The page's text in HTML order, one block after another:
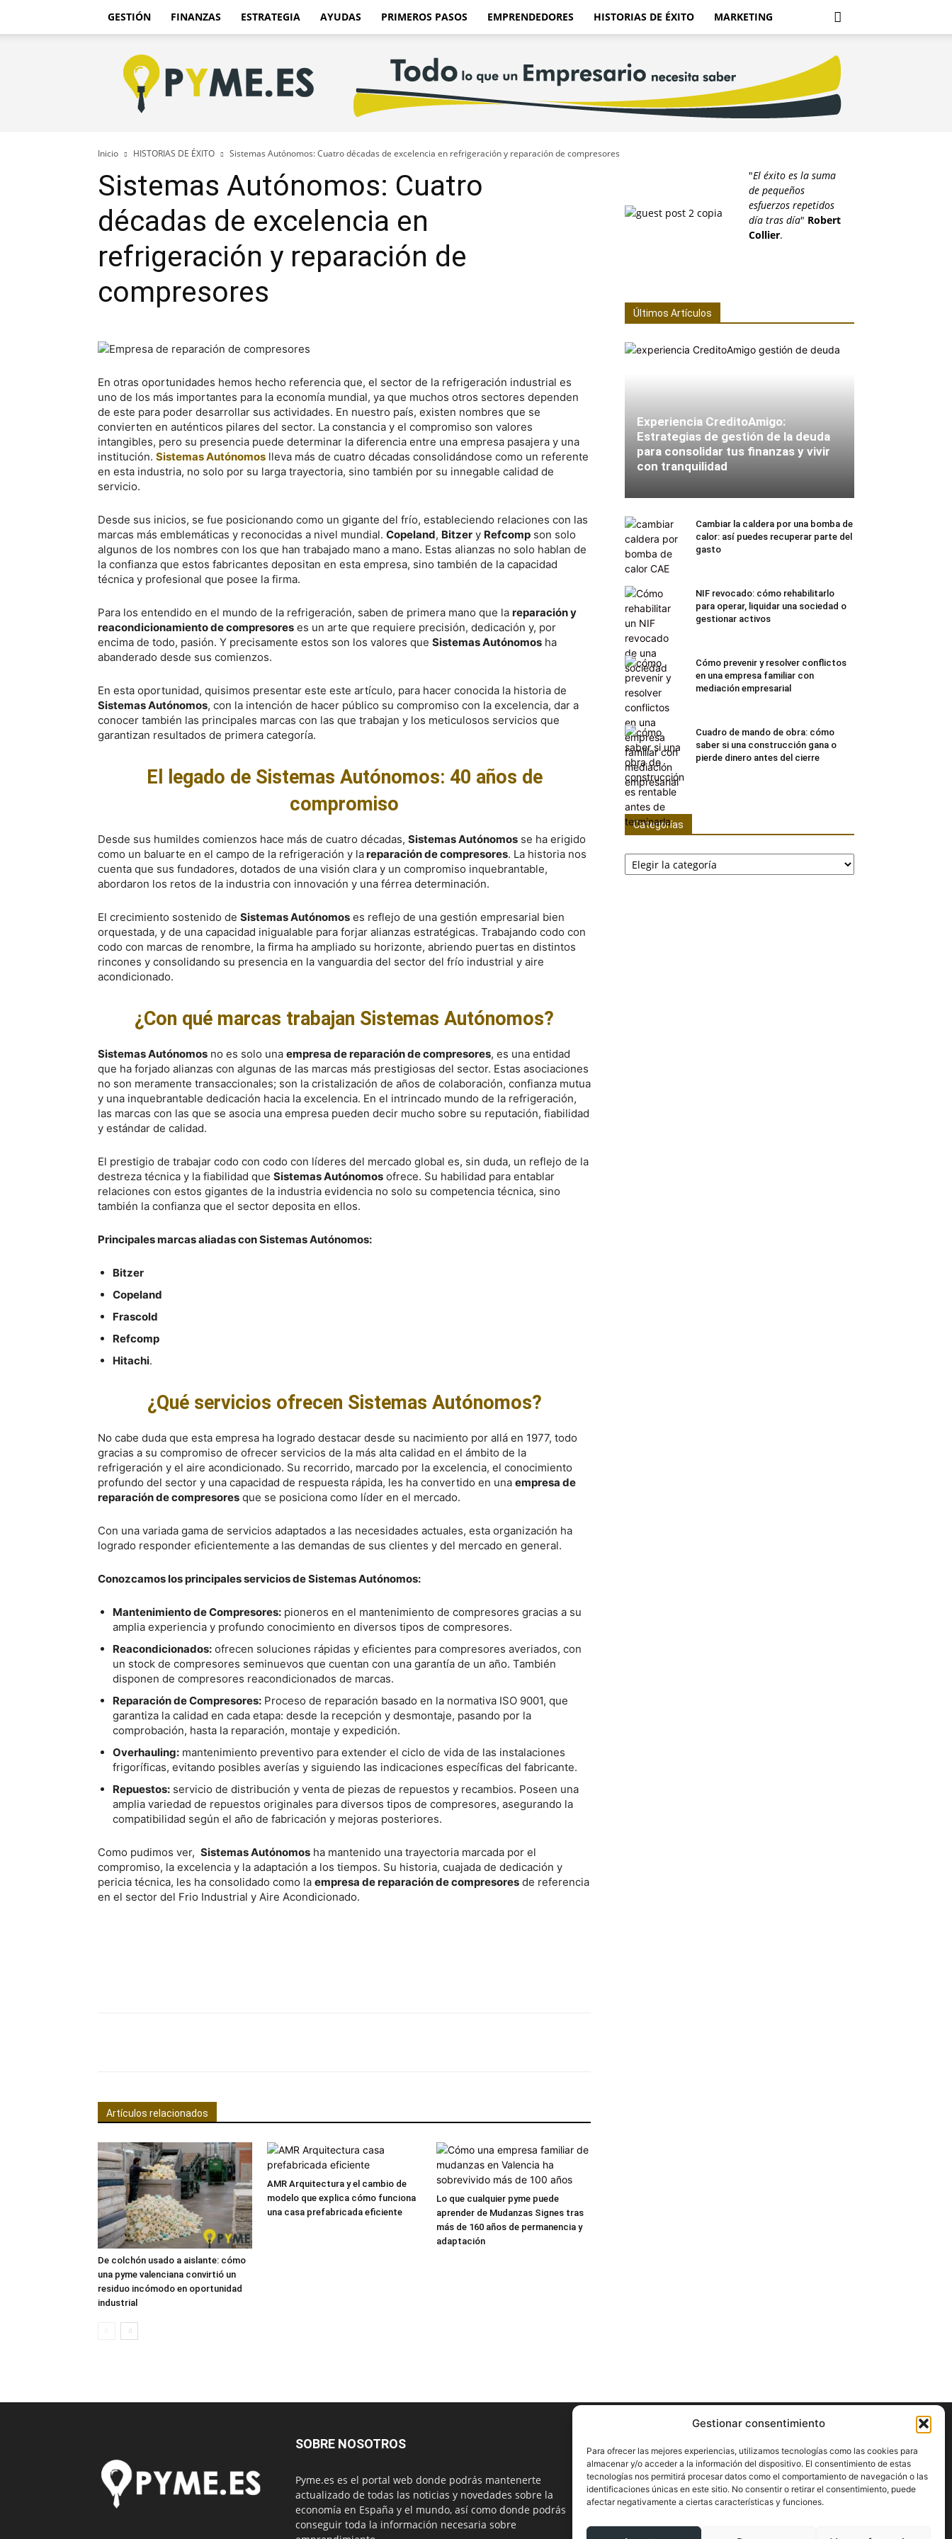
Gestionar consentimiento
Para ofrecer las mejores experiencias, utilizamos tecnologías como las cookies para
almacenar y/o acceder a la información del dispositivo. El consentimiento de estas
tecnologías nos permitirá procesar datos como el comportamiento de navegación o las
identificaciones únicas en este sitio. No consentir o retirar el consentimiento, puede
afectar negativamente a ciertas características y funciones.
GESTIÓN FINANZAS ESTRATEGIA AYUDAS PRIMEROS PASOS EMPRENDEDORES HISTORIAS DE ÉXITO MARKETING
Pyme.es
–
Portal
PYME
de
Inicio HISTORIAS DE ÉXITO Sistemas Autónomos: Cuatro décadas de excelencia en refrigeración y reparación de compresores
Sistemas Autónomos: Cuatro
décadas de excelencia en
refrigeración y reparación de
compresores
En otras oportunidades hemos hecho referencia que, el sector de la refrigeración industrial es
uno de los más importantes para la economía mundial, ya que muchos otros sectores dependen
de este para poder desarrollar sus actividades. En nuestro país, existen nombres que se
convierten en auténticos pilares del sector. La constancia y el compromiso son valores
intangibles, pero su presencia puede determinar la diferencia entre una empresa pasajera y una
institución. Sistemas Autónomos lleva más de cuatro décadas consolidándose como un referente
en esta industria, no solo por su larga trayectoria, sino también por su innegable calidad de
servicio.
Desde sus inicios, se fue posicionando como un gigante del frío, estableciendo relaciones con las
marcas más emblemáticas y reconocidas a nivel mundial. Copeland, Bitzer y Refcomp son solo
algunos de los nombres con los que han trabajado mano a mano. Estas alianzas no solo hablan de
la confianza que estos fabricantes depositan en esta empresa, sino también de la capacidad
técnica y profesional que posee la firma.
Para los entendido en el mundo de la refrigeración, saben de primera mano que la reparación y
reacondicionamiento de compresores es un arte que requiere precisión, dedicación y, por
encima de todo, pasión. Y precisamente estos son los valores que Sistemas Autónomos ha
abanderado desde sus comienzos.
En esta oportunidad, quisimos presentar este este artículo, para hacer conocida la historia de
Sistemas Autónomos, con la intención de hacer público su compromiso con la excelencia, dar a
conocer también las principales marcas con las que trabajan y los meticulosos servicios que
garantizan resultados de primera categoría.
El legado de Sistemas Autónomos: 40 años de
compromiso
Desde sus humildes comienzos hace más de cuatro décadas, Sistemas Autónomos se ha erigido
como un baluarte en el campo de la refrigeración y lareparación de compresores. La historia nos
cuenta que sus fundadores, dotados de una visión clara y un compromiso inquebrantable,
abordaron los retos de la industria con innovación y una férrea determinación.
El crecimiento sostenido de Sistemas Autónomos es reflejo de una gestión empresarial bien
orquestada, y de una capacidad inigualable para forjar alianzas estratégicas. Trabajando codo con
codo con marcas de renombre, la firma ha ampliado su horizonte, abriendo puertas en distintos
rincones y consolidando su presencia en la vanguardia del sector del frío industrial y aire
acondicionado.
¿Con qué marcas trabajan Sistemas Autónomos?
Sistemas Autónomos no es solo una empresa de reparación de compresores, es una entidad
que ha forjado alianzas con algunas de las marcas más prestigiosas del sector. Estas asociaciones
no son meramente transaccionales; son la cristalización de años de colaboración, confianza mutua
y una inquebrantable dedicación hacia la excelencia. En el intrincado mundo de la refrigeración,
las marcas con las que se asocia una empresa pueden decir mucho sobre su reputación, fiabilidad
y estándar de calidad.
El prestigio de trabajar codo con codo con líderes del mercado global es, sin duda, un reflejo de la
destreza técnica y la fiabilidad que Sistemas Autónomos ofrece. Su habilidad para entablar
relaciones con estos gigantes de la industria evidencia no solo su competencia técnica, sino
también la confianza que el sector deposita en ellos.
Principales marcas aliadas con Sistemas Autónomos:
Bitzer
Copeland
Frascold
Refcomp
Hitachi.
¿Qué servicios ofrecen Sistemas Autónomos?
No cabe duda que esta empresa ha logrado destacar desde su nacimiento por allá en 1977, todo
gracias a su compromiso de ofrecer servicios de la más alta calidad en el ámbito de la
refrigeración y el aire acondicionado. Su recorrido, marcado por la excelencia, el conocimiento
profundo del sector y una capacidad de respuesta rápida, les ha convertido en una empresa de
reparación de compresores que se posiciona como líder en el mercado.
Con una variada gama de servicios adaptados a las necesidades actuales, esta organización ha
logrado responder eficientemente a las demandas de sus clientes y del mercado en general.
Conozcamos los principales servicios de Sistemas Autónomos:
Mantenimiento de Compresores: pioneros en el mantenimiento de compresores gracias a su
amplia experiencia y profundo conocimiento en diversos tipos de compresores.
Reacondicionados: ofrecen soluciones rápidas y eficientes para compresores averiados, con
un stock de compresores seminuevos que cuentan con una garantía de un año. También
disponen de compresores reacondicionados de marcas.
Reparación de Compresores: Proceso de reparación basado en la normativa ISO 9001, que
garantiza la calidad en cada etapa: desde la recepción y desmontaje, pasando por la
comprobación, hasta la reparación, montaje y expedición.
Overhauling: mantenimiento preventivo para extender el ciclo de vida de las instalaciones
frigoríficas, evitando posibles averías y siguiendo las indicaciones específicas del fabricante.
Repuestos: servicio de distribución y venta de piezas de repuestos y recambios. Poseen una
amplia variedad de repuestos originales para diversos tipos de compresores, asegurando la
compatibilidad según el año de fabricación y mejoras posteriores.
Como pudimos ver, Sistemas Autónomos ha mantenido una trayectoria marcada por el
compromiso, la excelencia y la adaptación a los tiempos. Su historia, cuajada de dedicación y
pericia técnica, les ha consolidado como la empresa de reparación de compresores de referencia
en el sector del Frio Industrial y Aire Acondicionado.
Artículos relacionados
De colchón usado a aislante: cómo
una pyme valenciana convirtió un
residuo incómodo en oportunidad
industrial
AMR Arquitectura y el cambio de
modelo que explica cómo funciona
una casa prefabricada eficiente
Lo que cualquier pyme puede
aprender de Mudanzas Signes tras
más de 160 años de permanencia y
adaptación
"El éxito es la suma
de pequeños
esfuerzos repetidos
día tras día" Robert
Collier.
Últimos Artículos
Experiencia CreditoAmigo:
Estrategias de gestión de la deuda
para consolidar tus finanzas y vivir
con tranquilidad
Cambiar la caldera por una bomba de
calor: así puedes recuperar parte del
gasto
NIF revocado: cómo rehabilitarlo
para operar, liquidar una sociedad o
gestionar activos
Cómo prevenir y resolver conflictos
en una empresa familiar con
mediación empresarial
Cuadro de mando de obra: cómo
saber si una construcción gana o
pierde dinero antes del cierre
Categorías
Categorías
SOBRE NOSOTROS
Pyme.es es el portal web donde podrás mantenerte
actualizado de todas las noticias y novedades sobre la
economía en España y el mundo, así como donde podrás
conseguir toda la información necesaria sobre